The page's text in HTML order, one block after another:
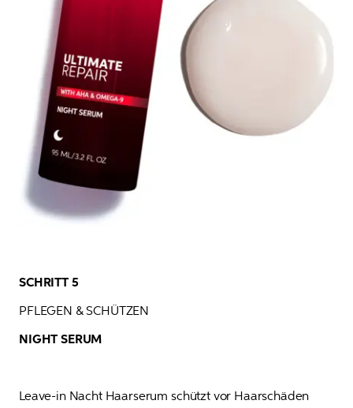
SCHRITT 5
PFLEGEN & SCHÜTZEN
NIGHT SERUM
Leave-in Nacht Haarserum schützt vor Haarschäden